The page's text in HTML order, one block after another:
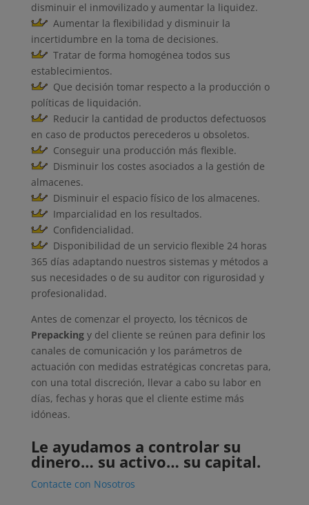
disminuir el inmovilizado y aumentar la liquidez.
Aumentar la flexibilidad y disminuir la
incertidumbre en la toma de decisiones.
Tratar de forma homogénea todos sus
establecimientos.
Que decisión tomar respecto a la producción o
políticas de liquidación.
Reducir la cantidad de productos defectuosos
en caso de productos perecederos u obsoletos.
Conseguir una producción más flexible.
Disminuir los costes asociados a la gestión de
almacenes.
Disminuir el espacio físico de los almacenes.
Imparcialidad en los resultados.
Confidencialidad.
Disponibilidad de un servicio flexible 24 horas
365 días adaptando nuestros sistemas y métodos a
sus necesidades o de su auditor con rigurosidad y
profesionalidad.
Antes de comenzar el proyecto, los técnicos de
Prepackingy del cliente se reúnen para definir los
canales de comunicación y los parámetros de
actuación con medidas estratégicas concretas para,
con una total discreción, llevar a cabo su labor en
días, fechas y horas que el cliente estime más
idóneas.
Le ayudamos a controlar su
dinero… su activo… su capital.
Contacte con Nosotros